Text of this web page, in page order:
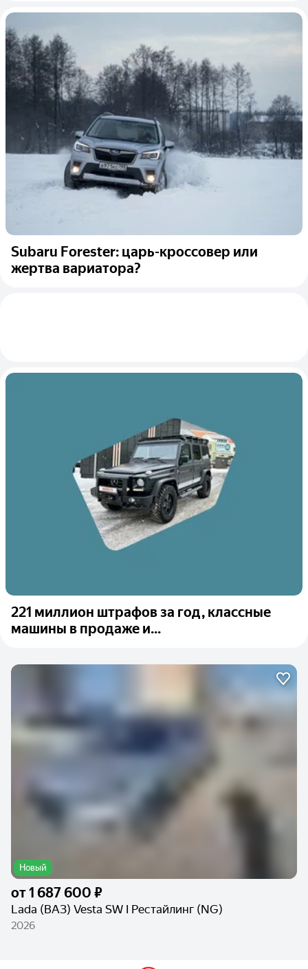
Subaru Forester: царь-кроссовер или
жертва вариатора?
221 миллион штрафов за год, классные
машины в продаже и...
Новый
от1 687 600 ₽
Lada (ВАЗ) Vesta SW I Рестайлинг (NG)
2026